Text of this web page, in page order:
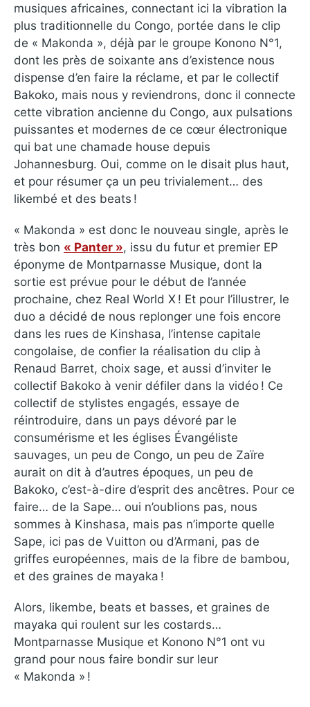
musiques africaines, connectant ici la vibration la
plus traditionnelle du Congo, portée dans le clip
de « Makonda », déjà par le groupe Konono N°1,
dont les près de soixante ans d’existence nous
dispense d’en faire la réclame, et par le collectif
Bakoko, mais nous y reviendrons, donc il connecte
cette vibration ancienne du Congo, aux pulsations
puissantes et modernes de ce cœur électronique
qui bat une chamade house depuis
Johannesburg. Oui, comme on le disait plus haut,
et pour résumer ça un peu trivialement… des
likembé et des beats !
« Makonda » est donc le nouveau single, après le
très bon « Panter », issu du futur et premier EP
éponyme de Montparnasse Musique, dont la
sortie est prévue pour le début de l’année
prochaine, chez Real World X ! Et pour l’illustrer, le
duo a décidé de nous replonger une fois encore
dans les rues de Kinshasa, l’intense capitale
congolaise, de confier la réalisation du clip à
Renaud Barret, choix sage, et aussi d’inviter le
collectif Bakoko à venir défiler dans la vidéo ! Ce
collectif de stylistes engagés, essaye de
réintroduire, dans un pays dévoré par le
consumérisme et les églises Évangéliste
sauvages, un peu de Congo, un peu de Zaïre
aurait on dit à d’autres époques, un peu de
Bakoko, c’est-à-dire d’esprit des ancêtres. Pour ce
faire… de la Sape… oui n’oublions pas, nous
sommes à Kinshasa, mais pas n’importe quelle
Sape, ici pas de Vuitton ou d’Armani, pas de
griffes européennes, mais de la fibre de bambou,
et des graines de mayaka !
Alors, likembe, beats et basses, et graines de
mayaka qui roulent sur les costards…
Montparnasse Musique et Konono N°1 ont vu
grand pour nous faire bondir sur leur
« Makonda » !